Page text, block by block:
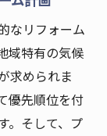
の成功事
活
作り
よる空間
なリフォーム
域特有の気候
求められま
優先順位を付
。そして、プ